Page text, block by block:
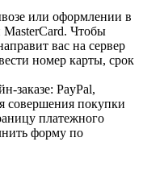
или оформлении в
MasterCard. Чтобы
вас на сервер
номер карты, срок
заказе: PayPal,
совершения покупки
платежного
форму по